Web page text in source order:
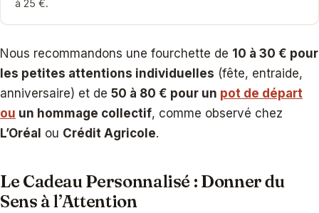
à 25 €.
Nous recommandons une fourchette de 10 à 30 € pour
les petites attentions individuelles (fête, entraide,
anniversaire) et de 50 à 80 € pour un pot de départ
ou un hommage collectif, comme observé chez
L’Oréal ou Crédit Agricole.
Le Cadeau Personnalisé : Donner du
Sens à l’Attention